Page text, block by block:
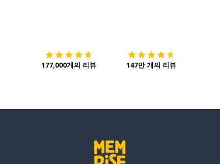
177,000개의 리뷰 147만 개의 리뷰